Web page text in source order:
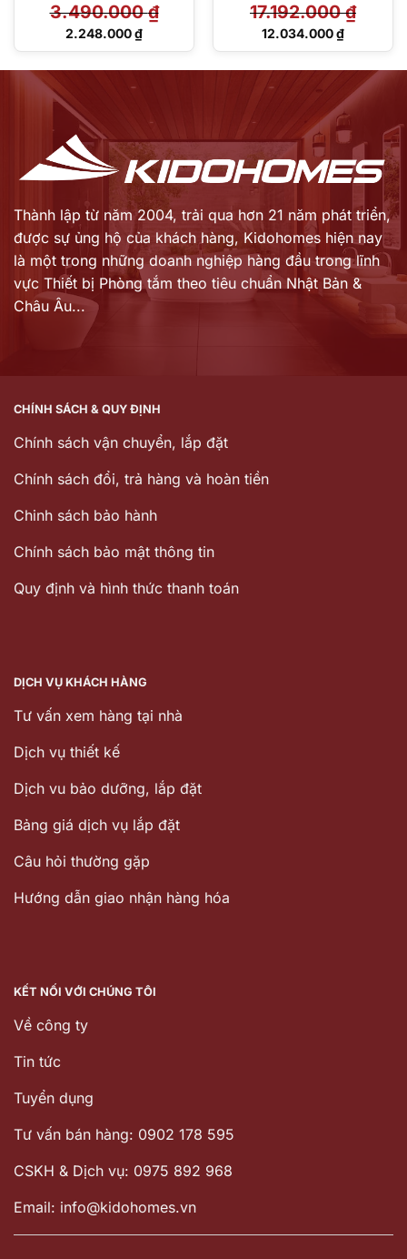
3.490.000₫
Giá
2.248.000₫
Giá
17.192.000₫
Giá
17.192.000 ₫.
12.034.000₫
Giá
12.034.000 ₫.
Thành lập từ năm 2004, trải qua hơn 21 năm phát triển,
được sự ủng hộ của khách hàng, Kidohomes hiện nay
là một trong những doanh nghiệp hàng đầu trong lĩnh
vực Thiết bị Phòng tắm theo tiêu chuẩn Nhật Bản &
Châu Âu...
CHÍNH SÁCH & QUY ĐỊNH
Chính sách vận chuyển, lắp đặt
Chính sách đổi, trả hàng và hoàn tiền
Chinh sách bảo hành
Chính sách bảo mật thông tin
Quy định và hình thức thanh toán
DỊCH VỤ KHÁCH HÀNG
Tư vấn xem hàng tại nhà
Dịch vụ thiết kế
Dịch vu bảo dưỡng, lắp đặt
Bảng giá dịch vụ lắp đặt
Câu hỏi thường gặp
Hướng dẫn giao nhận hàng hóa
KẾT NỐI VỚI CHÚNG TÔI
Về công ty
Tin tức
Tuyển dụng
Tư vấn bán hàng: 0902 178 595
CSKH & Dịch vụ: 0975 892 968
Email: info@kidohomes.vn